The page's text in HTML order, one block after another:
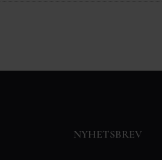
NYHETSBREV